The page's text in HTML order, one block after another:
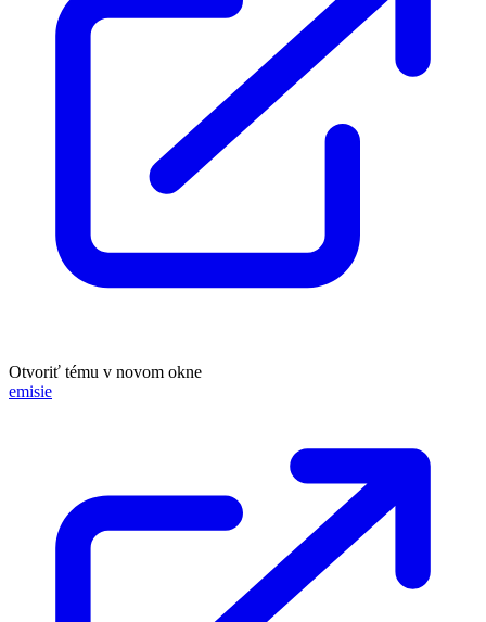
Otvoriť tému v novom okne
emisie